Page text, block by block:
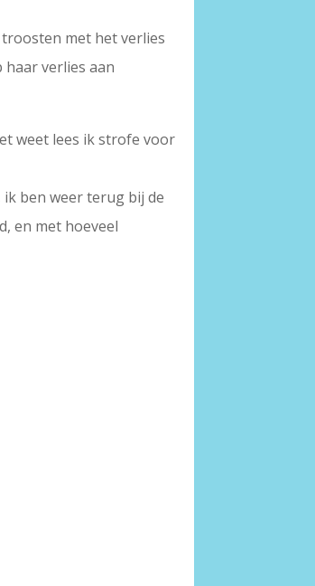
met het verlies
verlies aan
weet lees ik strofe voor
ben weer terug bij de
en met hoeveel